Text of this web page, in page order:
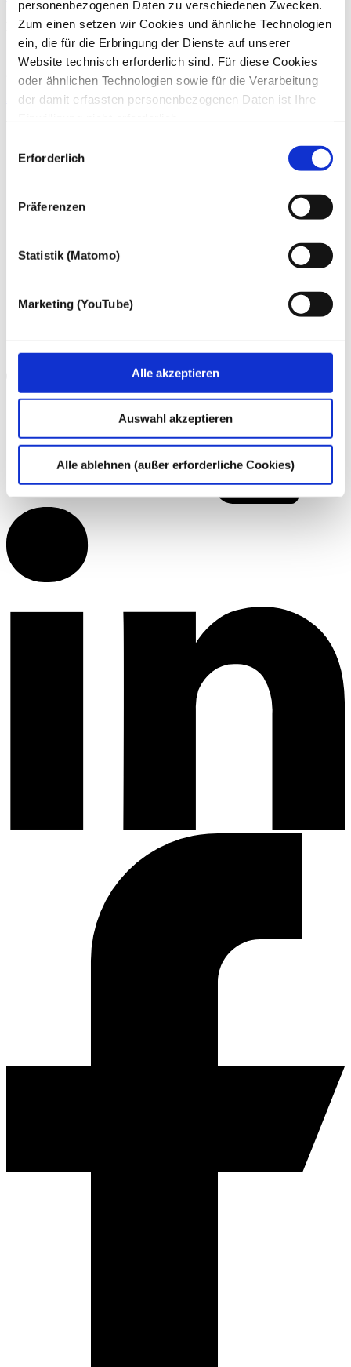
personenbezogenen Daten zu verschiedenen Zwecken.
Zum einen setzen wir Cookies und ähnliche Technologien
ein, die für die Erbringung der Dienste auf unserer
Website technisch erforderlich sind. Für diese Cookies
oder ähnlichen Technologien sowie für die Verarbeitung
der damit erfassten personenbezogenen Daten ist Ihre
mit Ihrer ausdrücklichen Einwilligung einsetzen und die
Erforderlich
Präferenzen
Statistik (Matomo)
Marketing (YouTube)
Alle akzeptieren
Auswahl akzeptieren
Alle ablehnen (außer erforderliche Cookies)
Kontakt
Wenn Sie Fragen zu unseren Angeboten haben, können Sie uns
Zum Kontakt